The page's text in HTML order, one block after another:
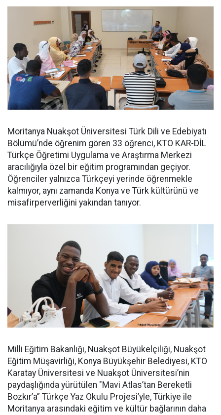
Moritanya Nuakşot Üniversitesi Türk Dili ve Edebiyatı
Bölümü’nde öğrenim gören 33 öğrenci, KTO KAR-DİL
Türkçe Öğretimi Uygulama ve Araştırma Merkezi
aracılığıyla özel bir eğitim programından geçiyor.
Öğrenciler yalnızca Türkçeyi yerinde öğrenmekle
kalmıyor, aynı zamanda Konya ve Türk kültürünü ve
misafirperverliğini yakından tanıyor.
Milli Eğitim Bakanlığı, Nuakşot Büyükelçiliği, Nuakşot
Eğitim Müşavirliği, Konya Büyükşehir Belediyesi, KTO
Karatay Üniversitesi ve Nuakşot Üniversitesi’nin
paydaşlığında yürütülen "Mavi Atlas’tan Bereketli
Bozkır’a” Türkçe Yaz Okulu Projesi’yle, Türkiye ile
Moritanya arasındaki eğitim ve kültür bağlarının daha